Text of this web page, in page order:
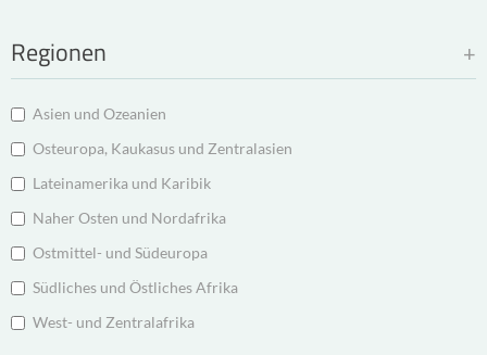
Regionen
Asien und Ozeanien
Osteuropa, Kaukasus und Zentralasien
Lateinamerika und Karibik
Naher Osten und Nordafrika
Ostmittel- und Südeuropa
Südliches und Östliches Afrika
West- und Zentralafrika